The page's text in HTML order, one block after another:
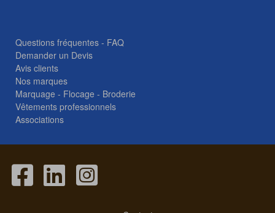
Questions fréquentes - FAQ
Demander un Devis
Avis clients
Nos marques
Marquage - Flocage - Broderie
Vêtements professionnels
Associations